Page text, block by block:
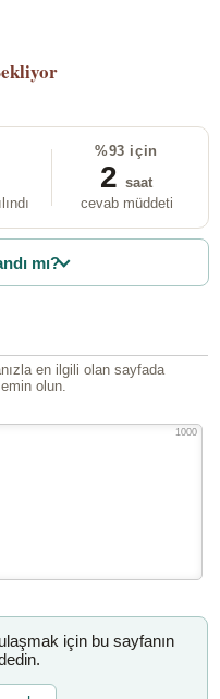
%93 için
2 saat
cevab müddeti
mı?
en ilgili olan sayfada
olun.
1000
için bu sayfanın